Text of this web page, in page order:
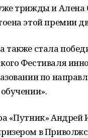
трижды и Алена
этой премии
также стала
Фестиваля
по
«Путник» Андрей
в